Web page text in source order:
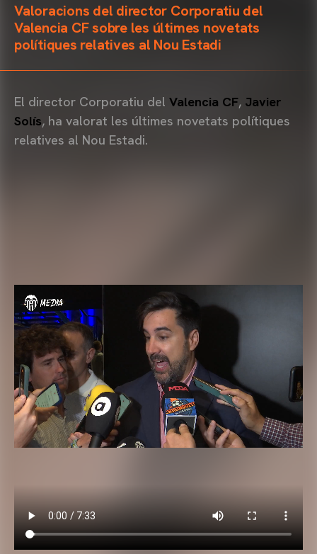
Valoracions del director Corporatiu del
Valencia CF sobre les últimes novetats
polítiques relatives al Nou Estadi
El director Corporatiu del Valencia CF, Javier
Solís, ha valorat les últimes novetats polítiques
relatives al Nou Estadi.